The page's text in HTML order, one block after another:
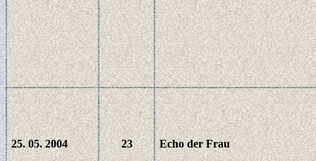
25. 05. 2004 23 Echo der Frau